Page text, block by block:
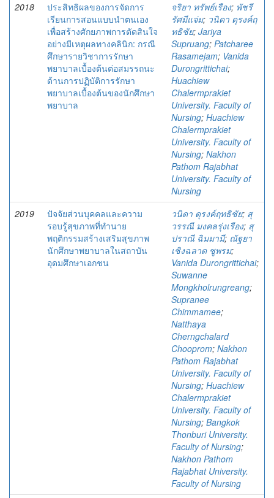
2018
ประสิทธิผลของการจัดการ
เรียนการสอนแบบนําตนเอง
เพื่อสร้างศักยภาพการตัดสินใจ
อย่างมีเหตุผลทางคลินิก: กรณี
ศึกษารายวิชาการรักษา
พยาบาลเบื้องต้นต่อสมรรถนะ
ด้านการปฏิบัติการรักษา
พยาบาลเบื้องต้นของนักศึกษา
พยาบาล
จริยา ทรัพย์เรือง; พัชรี
รัศมีแจ่ม; วนิดา ดุรงค์ฤ
ทธิชัย; Jariya
Supruang; Patcharee
Rasamejam; Vanida
Durongrittichai;
Huachiew
Chalermprakiet
University. Faculty of
Nursing; Huachiew
Chalermprakiet
University. Faculty of
Nursing; Nakhon
Pathom Rajabhat
University. Faculty of
Nursing
2019
ปัจจัยส่วนบุคคลและความ
รอบรู้สุขภาพที่ทำนาย
พฤติกรรมสร้างเสริมสุขภาพ
นักศึกษาพยาบาลในสถาบัน
อุดมศึกษาเอกชน
วนิดา ดุรงค์ฤทธิชัย; สุ
วรรณี มงคลรุ่งเรือง; สุ
ปราณี ฉิมมามี; ณัฐยา
เชิงฉลาด ชูพรม;
Vanida Durongrittichai;
Suwanne
Mongkholrungreang;
Supranee
Chimmamee;
Natthaya
Cherngchalard
Chooprom; Nakhon
Pathom Rajabhat
University. Faculty of
Nursing; Huachiew
Chalermprakiet
University. Faculty of
Nursing; Bangkok
Thonburi University.
Faculty of Nursing;
Nakhon Pathom
Rajabhat University.
Faculty of Nursing